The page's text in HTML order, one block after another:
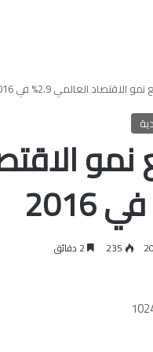
العالمي 2.9% في 2016
235